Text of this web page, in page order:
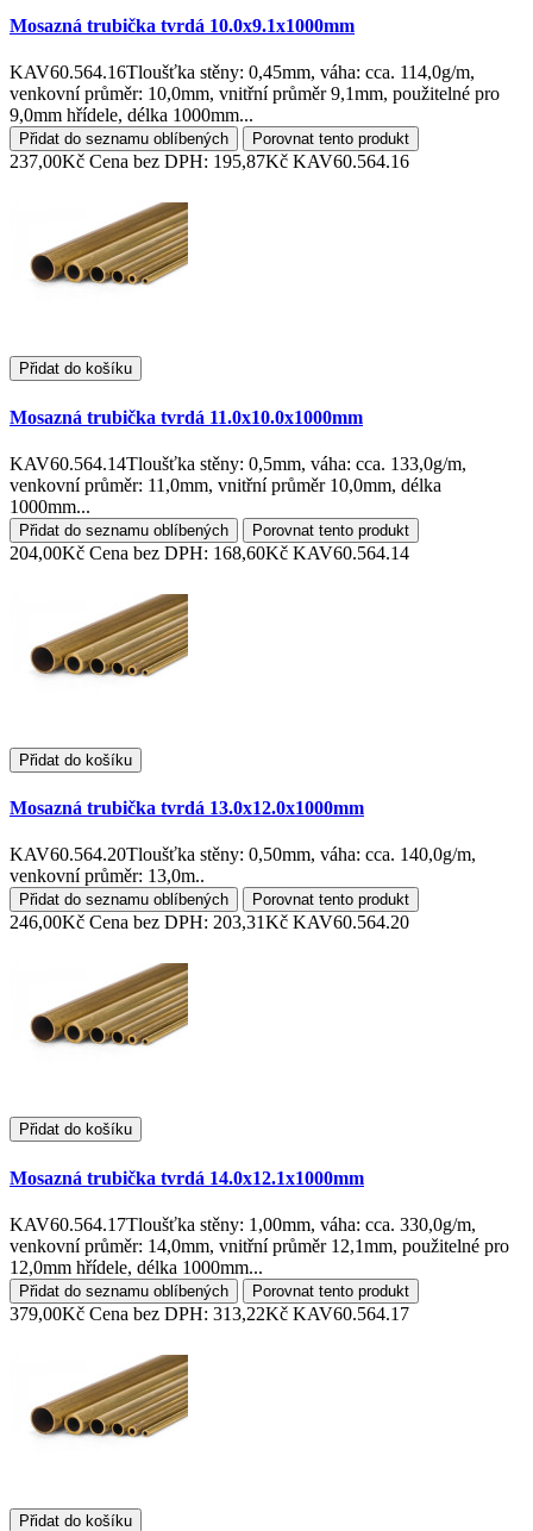
Mosazná trubička tvrdá 10.0x9.1x1000mm
KAV60.564.16Tloušťka stěny: 0,45mm, váha: cca. 114,0g/m,
venkovní průměr: 10,0mm, vnitřní průměr 9,1mm, použitelné pro
9,0mm hřídele, délka 1000mm...
Přidat do seznamu oblíbených Porovnat tento produkt
237,00Kč Cena bez DPH: 195,87Kč KAV60.564.16
Přidat do košíku
Mosazná trubička tvrdá 11.0x10.0x1000mm
KAV60.564.14Tloušťka stěny: 0,5mm, váha: cca. 133,0g/m,
venkovní průměr: 11,0mm, vnitřní průměr 10,0mm, délka
1000mm...
Přidat do seznamu oblíbených Porovnat tento produkt
204,00Kč Cena bez DPH: 168,60Kč KAV60.564.14
Přidat do košíku
Mosazná trubička tvrdá 13.0x12.0x1000mm
KAV60.564.20Tloušťka stěny: 0,50mm, váha: cca. 140,0g/m,
venkovní průměr: 13,0m..
Přidat do seznamu oblíbených Porovnat tento produkt
246,00Kč Cena bez DPH: 203,31Kč KAV60.564.20
Přidat do košíku
Mosazná trubička tvrdá 14.0x12.1x1000mm
KAV60.564.17Tloušťka stěny: 1,00mm, váha: cca. 330,0g/m,
venkovní průměr: 14,0mm, vnitřní průměr 12,1mm, použitelné pro
12,0mm hřídele, délka 1000mm...
Přidat do seznamu oblíbených Porovnat tento produkt
379,00Kč Cena bez DPH: 313,22Kč KAV60.564.17
Přidat do košíku